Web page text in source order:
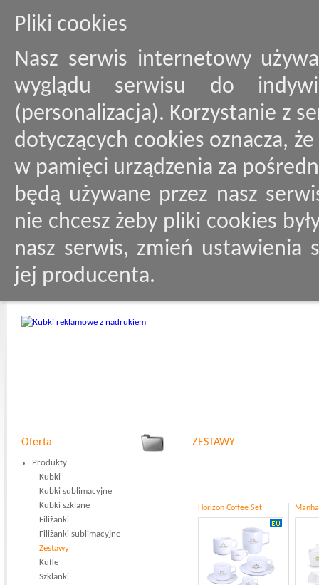
Pliki cookies
Nasz serwis internetowy
wyglądu serwisu do
(personalizacja). Korzystanie z
dotyczących cookies oznacza,
w pamięci urządzenia za
będą używane przez nasz
nie chcesz żeby pliki cookies
nasz serwis, zmień ustawienia
jej producenta.
Oferta
Produkty
Kubki
Kubki sublimacyjne
Kubki szklane
Filiżanki
Filiżanki sublimacyjne
Zestawy
Kufle
Szklanki
ZESTAWY
Horizon Coffee Set